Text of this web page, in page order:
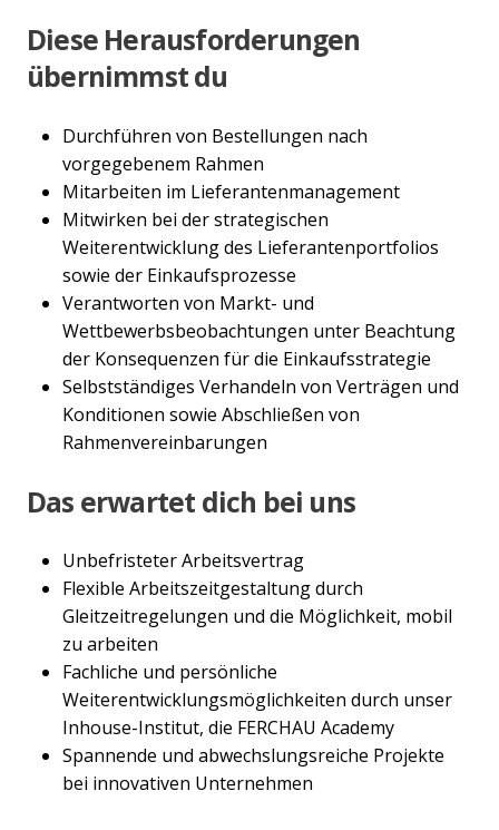
Diese Herausforderungen
übernimmst du
Durchführen von Bestellungen nach
vorgegebenem Rahmen
Mitarbeiten im Lieferantenmanagement
Mitwirken bei der strategischen
Weiterentwicklung des Lieferantenportfolios
sowie der Einkaufsprozesse
Verantworten von Markt- und
Wettbewerbsbeobachtungen unter Beachtung
der Konsequenzen für die Einkaufsstrategie
Selbstständiges Verhandeln von Verträgen und
Konditionen sowie Abschließen von
Rahmenvereinbarungen
Das erwartet dich bei uns
Unbefristeter Arbeitsvertrag
Flexible Arbeitszeitgestaltung durch
Gleitzeitregelungen und die Möglichkeit, mobil
zu arbeiten
Fachliche und persönliche
Weiterentwicklungsmöglichkeiten durch unser
Inhouse-Institut, die FERCHAU Academy
Spannende und abwechslungsreiche Projekte
bei innovativen Unternehmen